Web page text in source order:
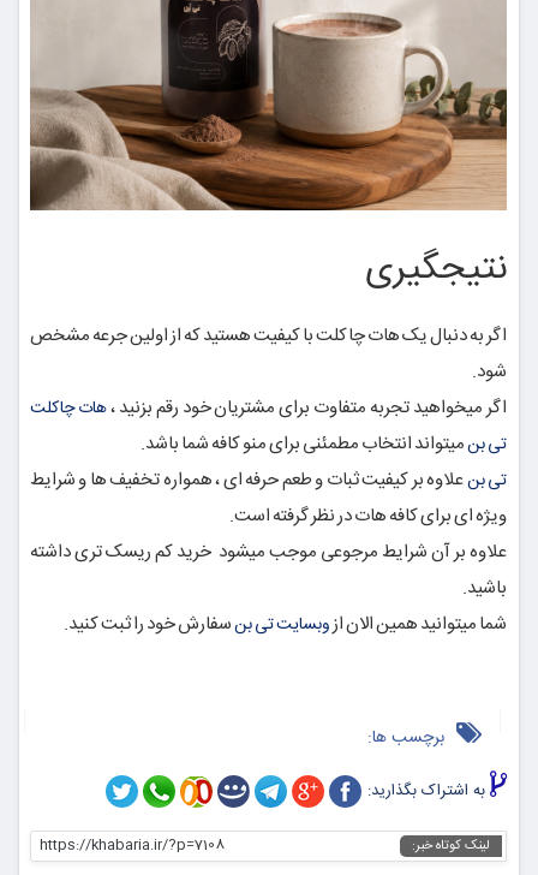
نتیجگیری
اگر به دنبال یک هات چاکلت با کیفیت هستید که از اولین جرعه مشخص
شود.
اگر میخواهید تجربه متفاوت برای مشتریان خود رقم بزنید ،هات چاکلت
تی بنمیتواند انتخاب مطمئنی برای منو کافه شما باشد.
تی بنعلاوه بر کیفیت ثبات و طعم حرفه ای ، همواره تخفیف ها و شرایط
ویژه ای برای کافه هات در نظر گرفته است.
علاوه بر آن شرایط مرجوعی موجب میشود خرید کم ریسک تری داشته
باشید.
شما میتوانید همین الان ازوبسایت تی بنسفارش خود را ثبت کنید.
برچسب ها:
به اشتراک بگذارید:
لینک کوتاه خبر: https://khabaria.ir/?p=7108